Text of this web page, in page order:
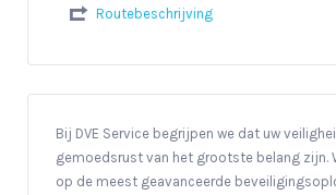
Routebeschrijving
Bij DVE Service begrijpen we dat uw
gemoedsrust van het grootste belang zijn.
op de meest geavanceerde